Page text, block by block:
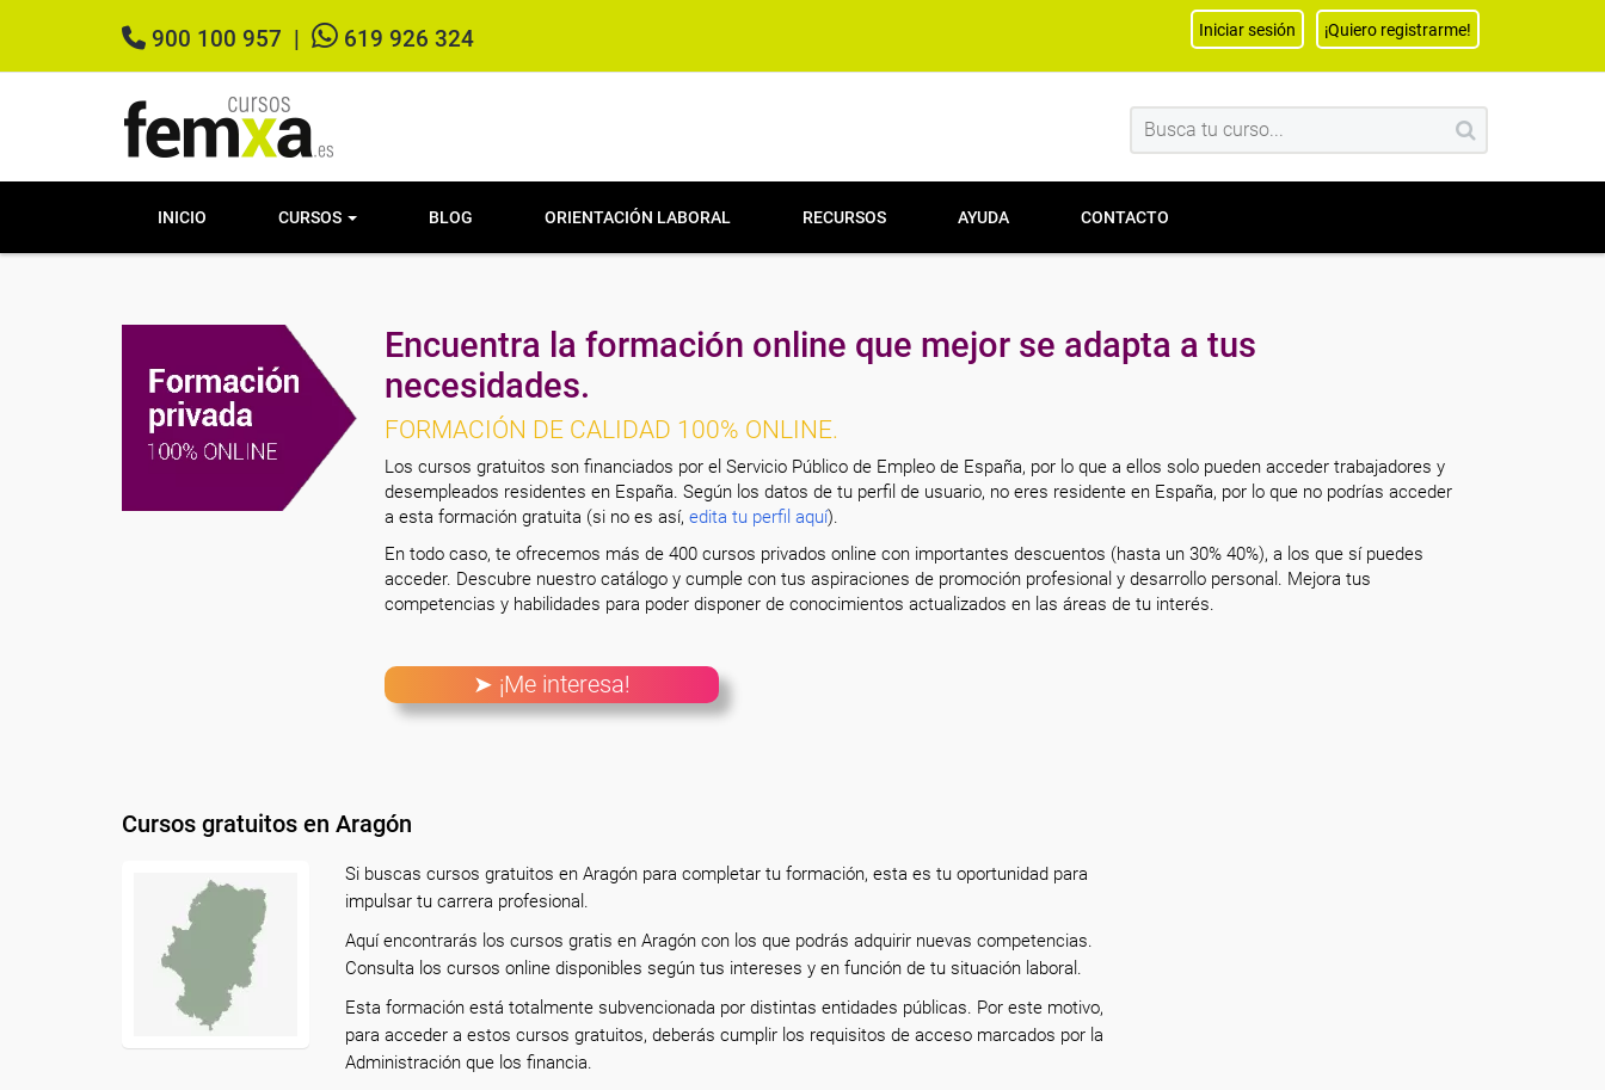
900 100 957 619 926 324 Iniciar sesión ¡Quiero registrarme!
INICIO CURSOS BLOG ORIENTACIÓN LABORAL RECURSOS AYUDA CONTACTO
Encuentra la formación online que mejor se adapta a tus
necesidades.
FORMACIÓN DE CALIDAD 100% ONLINE.
Los cursos gratuitos son financiados por el Servicio Público de Empleo de España, por lo que a ellos solo pueden acceder trabajadores y
desempleados residentes en España. Según los datos de tu perfil de usuario, no eres residente en España, por lo que no podrías acceder
a esta formación gratuita (si no es así, edita tu perfil aquí).
En todo caso, te ofrecemos más de 400 cursos privados online con importantes descuentos (hasta un 30% 40%), a los que sí puedes
acceder. Descubre nuestro catálogo y cumple con tus aspiraciones de promoción profesional y desarrollo personal. Mejora tus
competencias y habilidades para poder disponer de conocimientos actualizados en las áreas de tu interés.
➤ ¡Me interesa!
Cursos gratuitos en Aragón
Si buscas cursos gratuitos en Aragón para completar tu formación, esta es tu oportunidad para
impulsar tu carrera profesional.
Aquí encontrarás los cursos gratis en Aragón con los que podrás adquirir nuevas competencias.
Consulta los cursos online disponibles según tus intereses y en función de tu situación laboral.
Esta formación está totalmente subvencionada por distintas entidades públicas. Por este motivo,
para acceder a estos cursos gratuitos, deberás cumplir los requisitos de acceso marcados por la
Administración que los financia.